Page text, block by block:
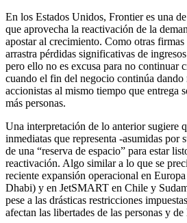
En los Estados Unidos, Frontier es una
que aprovecha la reactivación de la
apostar al crecimiento. Como otras
arrastra pérdidas significativas de
pero ello no es excusa para no continuar
cuando el fin del negocio continúa dando
accionistas al mismo tiempo que entrega
más personas.
Una interpretación de lo anterior sugiere
inmediatas que representa -asumidas por
de una “reserva de espacio” para estar
reactivación. Algo similar a lo que se
reciente expansión operacional en
Dhabi) y en JetSMART en Chile y
pese a las drásticas restricciones
afectan las libertades de las personas y de